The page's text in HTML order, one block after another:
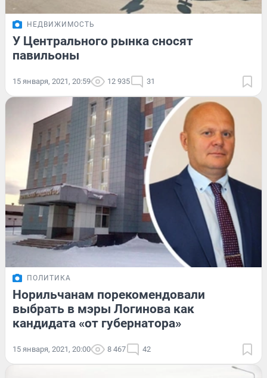
НЕДВИЖИМОСТЬ
У Центрального рынка сносят
павильоны
15 января, 2021, 20:59 12 935 31
ПОЛИТИКА
Норильчанам порекомендовали
выбрать в мэры Логинова как
кандидата «от губернатора»
15 января, 2021, 20:00 8 467 42